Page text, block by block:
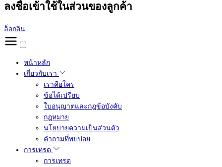
ลงชื่อเข้าใช้ในส่วนของลูกค้า
ล็อกอิน
หน้าหลัก
เกี่ยวกับเรา
เราคือใคร
ข้อได้เปรียบ
ใบอนุญาตและกฎข้อบังคับ
กฎหมาย
นโยบายความเป็นส่วนตัว
คำถามที่พบบ่อย
การเทรด
การเทรด